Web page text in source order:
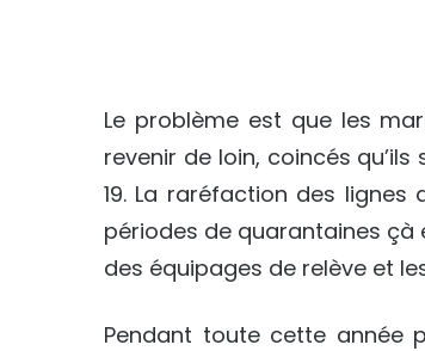
Le problème est que les
revenir de loin, coincés
19. La raréfaction des lignes
périodes de quarantaines çà
des équipages de relève et
Pendant toute cette année